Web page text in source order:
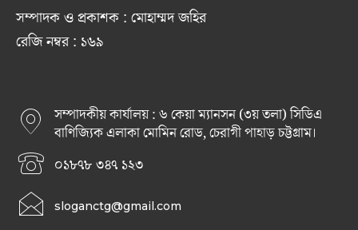
সম্পাদক ও প্রকাশক : মোহাম্মদ জহির
রেজি নম্বর : ১৬৯
সম্পাদকীয় কার্যালয় : ৬ কেয়া ম্যানসন (৩য় তলা) সিডিএ
বাণিজ্যিক এলাকা মোমিন রোড, চেরাগী পাহাড় চট্টগ্রাম।
০১৮৭৮ ৩৪৭ ১২৩
sloganctg@gmail.com